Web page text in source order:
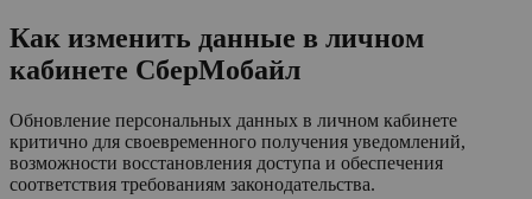
Как изменить данные в личном
кабинете СберМобайл
Обновление персональных данных в личном кабинете
критично для своевременного получения уведомлений,
возможности восстановления доступа и обеспечения
соответствия требованиям законодательства.